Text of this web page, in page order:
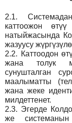
2.1.
каттоожон
натыйжасында
жазуусу
2.2. Каттоодон
жана толук
сунушталган
маалыматты
жана жеке
милдеттенет.
2.3. Эгерде
же системанын